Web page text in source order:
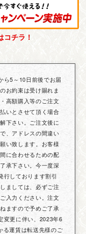
コチラ！
ら5～10日前後でお届
お約束は受け賜れま
高額購入等のご注文
いとさせて頂く場合
下さい。ご注文後に
、アドレスの間違い
い致します。お客様
に合わせるための配
承下さい。今一度深
行しております割引
ましては、必ずご注
入力ください。注文
ますので予めご了承
変更に伴い、2023年6
る運賃は転送先様のご